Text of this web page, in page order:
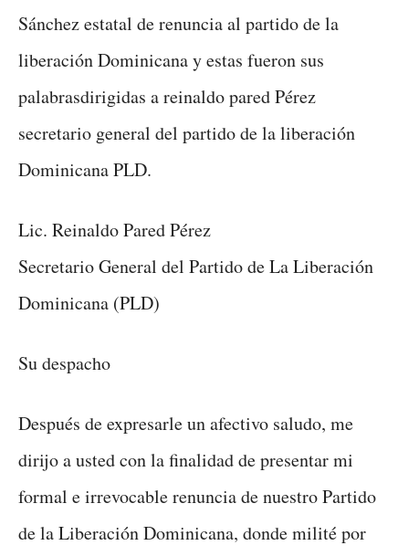
Sánchez estatal de renuncia al partido de la
liberación Dominicana y estas fueron sus
palabrasdirigidas a reinaldo pared Pérez
secretario general del partido de la liberación
Dominicana PLD.
Lic. Reinaldo Pared Pérez
Secretario General del Partido de La Liberación
Dominicana (PLD)
Su despacho
Después de expresarle un afectivo saludo, me
dirijo a usted con la finalidad de presentar mi
formal e irrevocable renuncia de nuestro Partido
de la Liberación Dominicana, donde milité por